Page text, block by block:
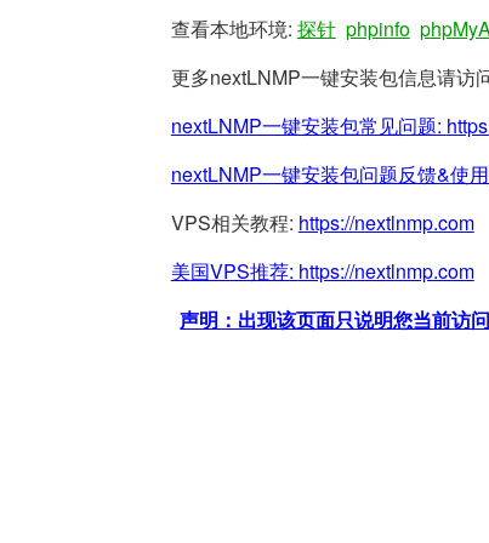
查看本地环境: 探针 phpinfo
更多nextLNMP一键安装包信息请访
nextLNMP一键安装包常见问题:
nextLNMP一键安装包问题反馈&使
VPS相关教程: https://nextlnmp.com
美国VPS推荐: https://nextlnmp.com
声明：出现该页面只说明您当前访